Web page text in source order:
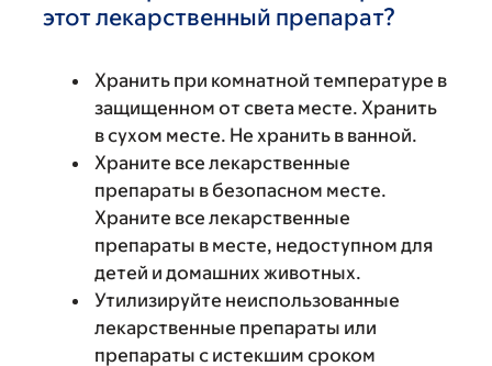
этот лекарственный препарат?
Хранить при комнатной температуре в
защищенном от света месте. Хранить
в сухом месте. Не хранить в ванной.
Храните все лекарственные
препараты в безопасном месте.
Храните все лекарственные
препараты в месте, недоступном для
детей и домашних животных.
Утилизируйте неиспользованные
лекарственные препараты или
препараты с истекшим сроком